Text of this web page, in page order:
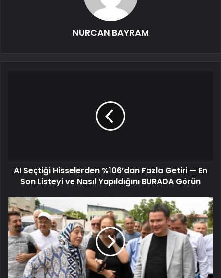
NURCAN BAYRAM
AI Seçtiği Hisselerden %106’dan Fazla Getiri — En
Son Listeyi ve Nasıl Yapıldığını BURADA Görün